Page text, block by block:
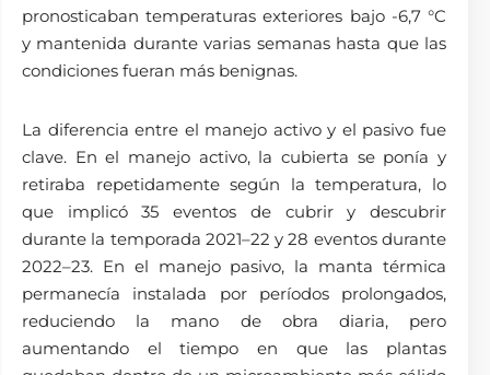
pronosticaban temperaturas exteriores bajo -6,7 °C
y mantenida durante varias semanas hasta que las
condiciones fueran más benignas.
La diferencia entre el manejo activo y el pasivo fue
clave. En el manejo activo, la cubierta se ponía y
retiraba repetidamente según la temperatura, lo
que implicó 35 eventos de cubrir y descubrir
durante la temporada 2021–22 y 28 eventos durante
2022–23. En el manejo pasivo, la manta térmica
permanecía instalada por períodos prolongados,
reduciendo la mano de obra diaria, pero
aumentando el tiempo en que las plantas